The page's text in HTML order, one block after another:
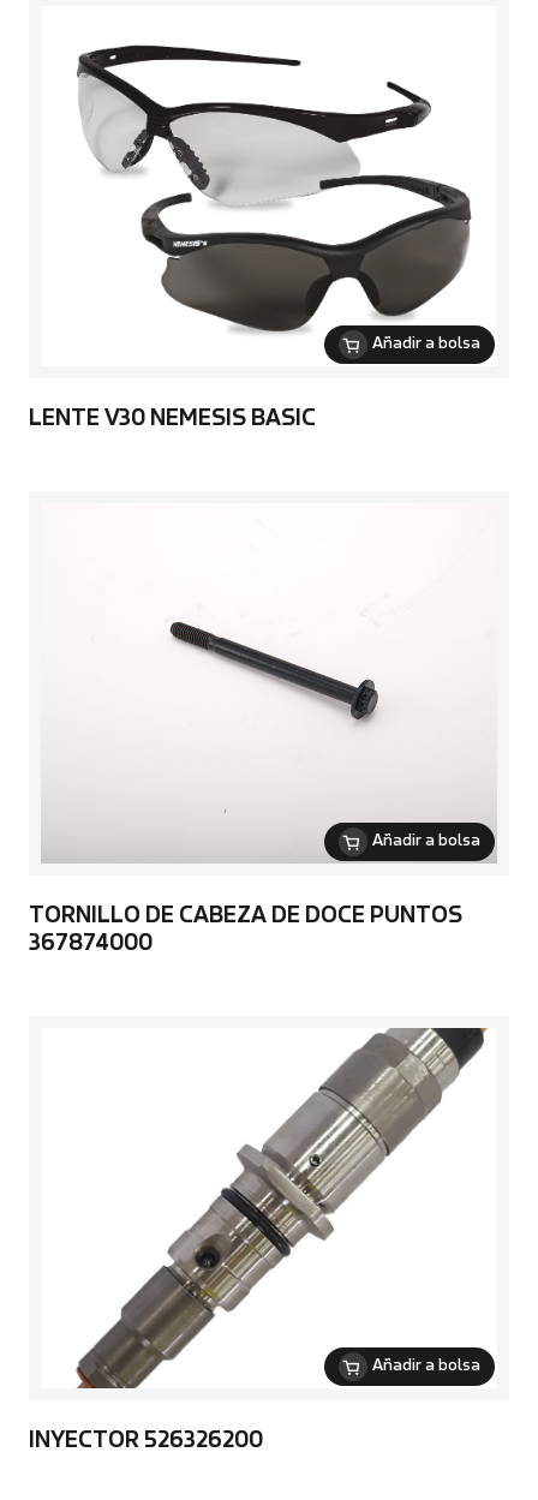
Añadir a bolsa
LENTE V30 NEMESIS BASIC
Añadir a bolsa
TORNILLO DE CABEZA DE DOCE PUNTOS
367874000
Añadir a bolsa
INYECTOR 526326200